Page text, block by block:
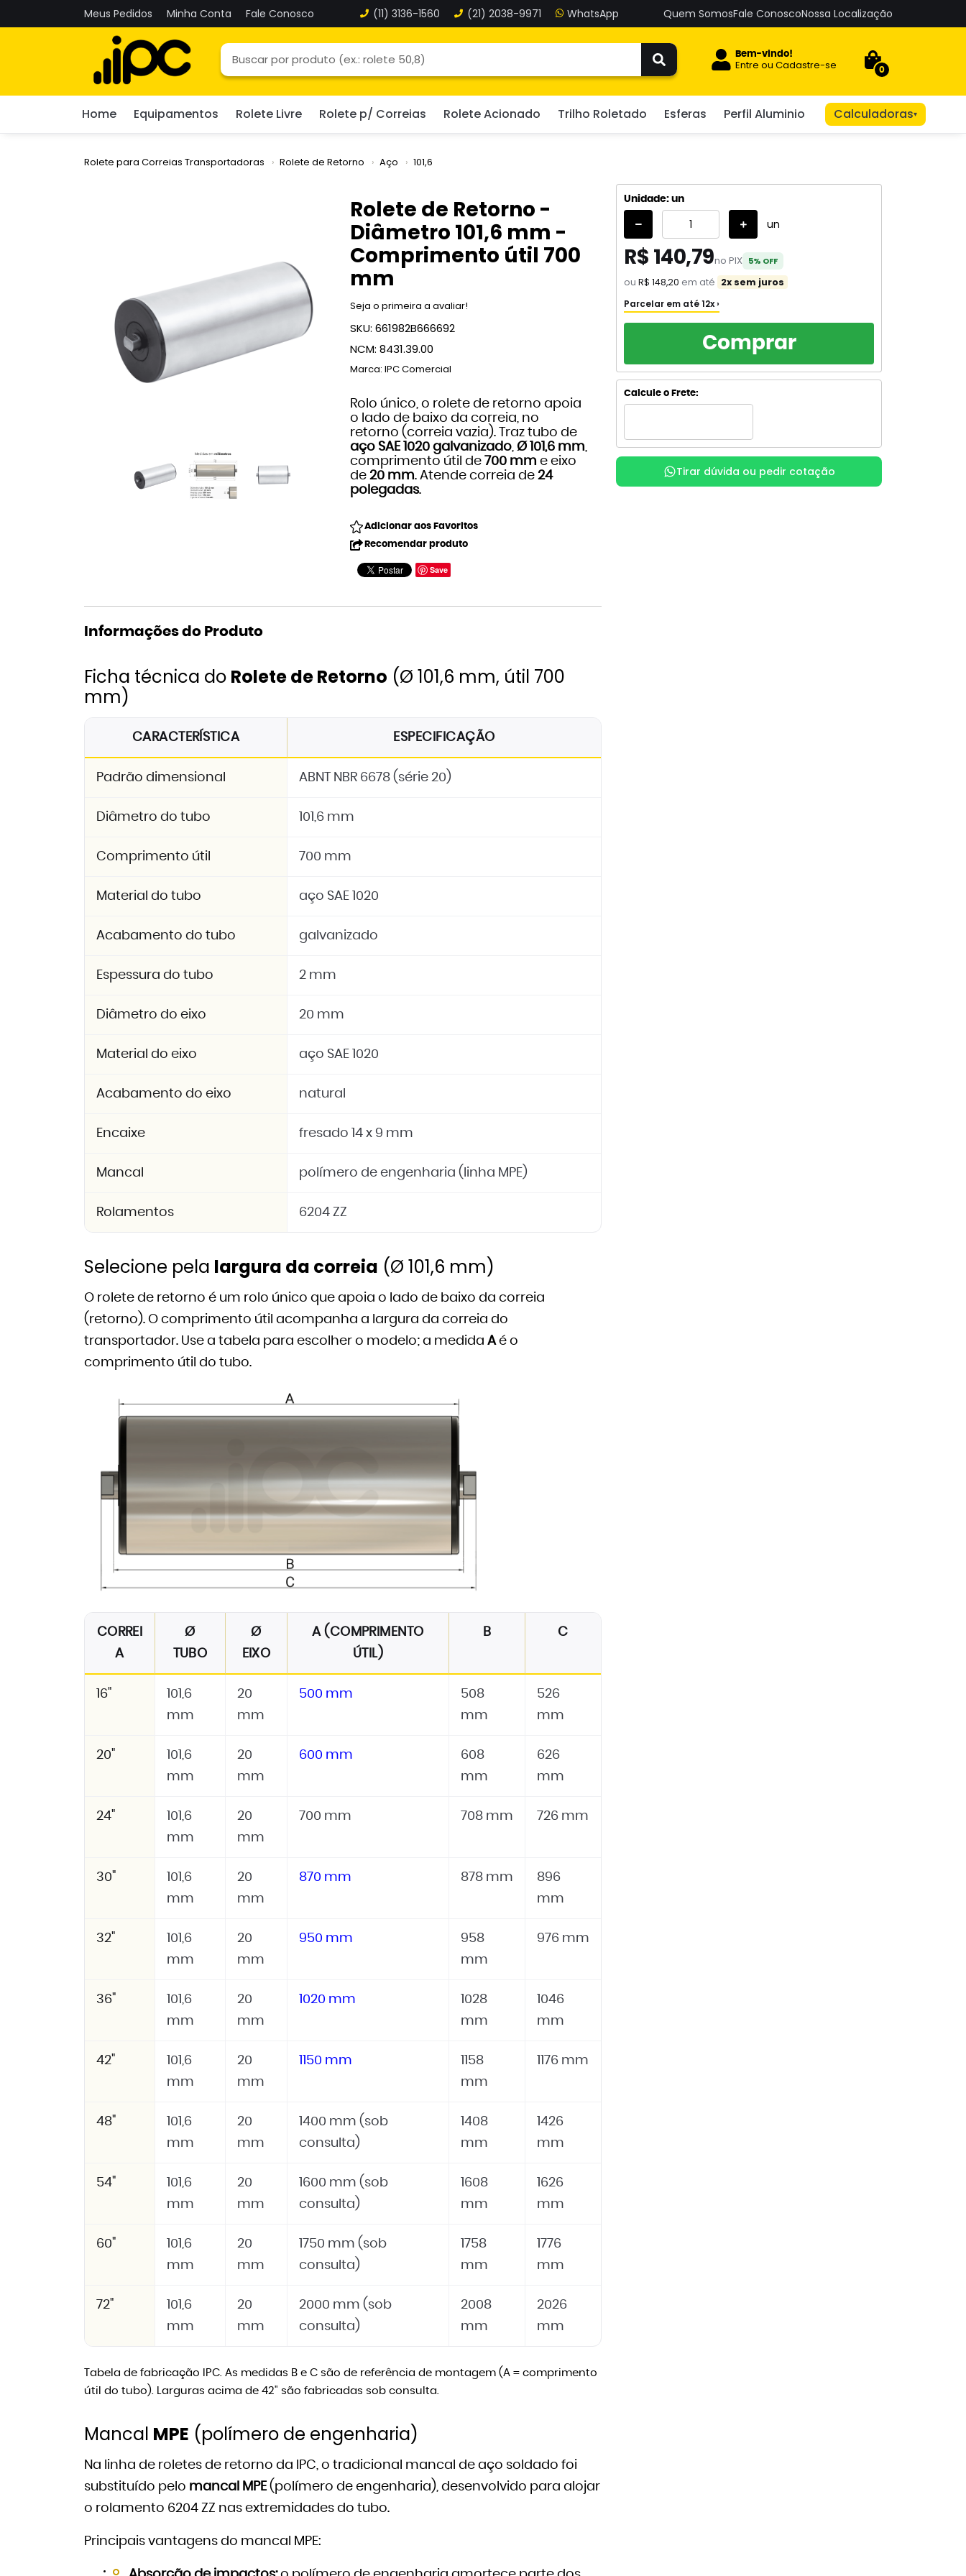
Meus Pedidos Minha Conta Fale Conosco (11) 3136-1560 (21) 2038-9971 Quem SomosFale ConoscoNossa Localização
Bem-vindo!
Entre ouCadastre-se 0
Home Equipamentos Rolete Livre Rolete p/ Correias Rolete Acionado Trilho Roletado Esferas Perfil Aluminio Calculadoras▾
Rolete para Correias Transportadoras Rolete de Retorno Aço 101,6
Rolete de Retorno -
Diâmetro 101,6 mm -
Comprimento útil 700
mm
Seja o primeira a avaliar!
SKU: 661982B666692
NCM: 8431.39.00
Marca: IPC Comercial
Rolo único, o rolete de retorno apoia
o lado de baixo da correia, no
retorno (correia vazia). Traz tubo de
aço SAE 1020 galvanizado, Ø 101,6 mm,
comprimento útil de 700 mm e eixo
de 20 mm. Atende correia de 24
polegadas.
Adicionar aos Favoritos
Recomendar produto
Save
Unidade: un
un
R$ 140,79no PIX 5% OFF
ouR$ 148,20 em até 2x sem juros
Parcelar em até 12x ›
2xde R$ 74,10 R$ 148,20
R$ 165,04
com juros
5xde R$ 33,88 R$ 169,41
com juros
Comprar
Calcule o Frete:
Tirar dúvida ou pedir cotação
Informações do Produto
Ficha técnica do Rolete de Retorno (Ø 101,6 mm, útil 700
mm)
CARACTERÍSTICA ESPECIFICAÇÃO
Padrão dimensional ABNT NBR 6678 (série 20)
Diâmetro do tubo 101,6 mm
Comprimento útil 700 mm
Material do tubo aço SAE 1020
Acabamento do tubo galvanizado
Espessura do tubo 2 mm
Diâmetro do eixo 20 mm
Material do eixo aço SAE 1020
Acabamento do eixo natural
Encaixe fresado 14 x 9 mm
Mancal polímero de engenharia (linha MPE)
Rolamentos 6204 ZZ
Selecione pela largura da correia (Ø 101,6 mm)
O rolete de retorno é um rolo único que apoia o lado de baixo da correia
(retorno). O comprimento útil acompanha a largura da correia do
transportador. Use a tabela para escolher o modelo; a medida Aé o
comprimento útil do tubo.
CORREI
A
Ø
TUBO
Ø
EIXO
A (COMPRIMENTO
ÚTIL)
B C
16"
101,6
mm
20
mm
500 mm
508
mm
526
mm
20"
101,6
mm
20
mm
600 mm
608
mm
626
mm
24"
101,6
mm
20
mm
700 mm 708 mm 726 mm
30"
101,6
mm
20
mm
870 mm 878 mm
896
mm
32"
101,6
mm
20
mm
950 mm
958
mm
976 mm
36"
101,6
mm
20
mm
1020 mm
1028
mm
1046
mm
42"
101,6
mm
20
mm
1150 mm
1158
mm
1176 mm
48"
101,6
mm
20
mm
1400 mm (sob
consulta)
1408
mm
1426
mm
54"
101,6
mm
20
mm
1600 mm (sob
consulta)
1608
mm
1626
mm
60"
101,6
mm
20
mm
1750 mm (sob
consulta)
1758
mm
1776
mm
72"
101,6
mm
20
mm
2000 mm (sob
consulta)
2008
mm
2026
mm
Tabela de fabricação IPC. As medidas B e C são de referência de montagem (A = comprimento
útil do tubo). Larguras acima de 42" são fabricadas sob consulta.
Mancal MPE (polímero de engenharia)
Na linha de roletes de retorno da IPC, o tradicional mancal de aço soldado foi
substituído pelo mancal MPE (polímero de engenharia), desenvolvido para alojar
o rolamento 6204 ZZ nas extremidades do tubo.
Principais vantagens do mancal MPE: